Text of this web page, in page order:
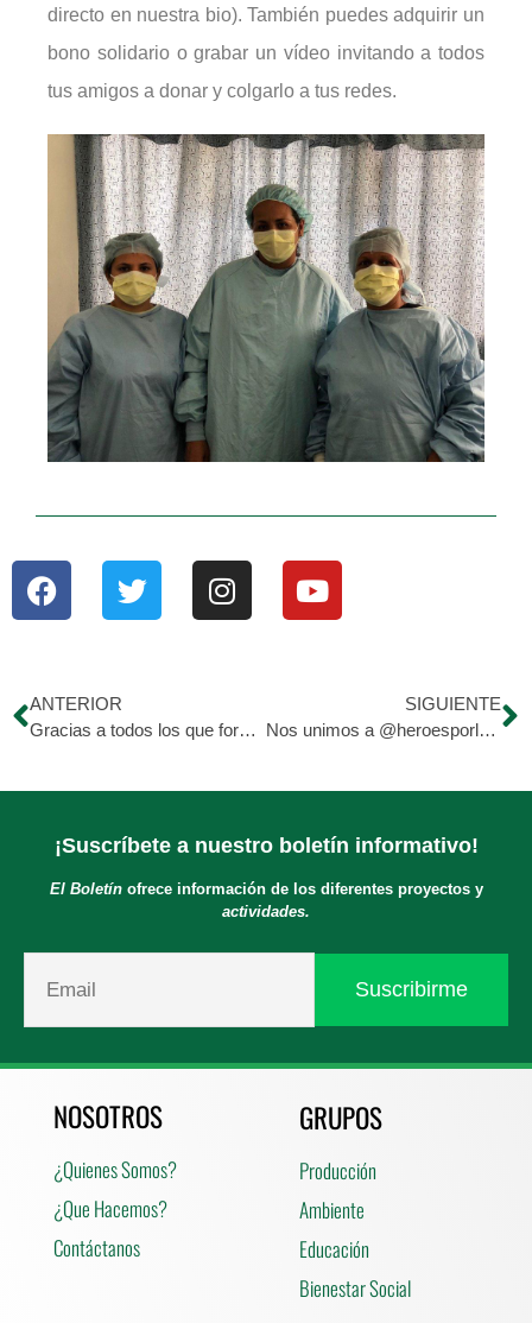
directo en nuestra bio). También puedes adquirir un
bono solidario o grabar un vídeo invitando a todos
tus amigos a donar y colgarlo a tus redes.
ANTERIOR
Gracias a todos los que formaron parte de nuestra rifa
SIGUIENTE
Nos unimos a @heroesporlasaludp1 y juntos estamos buscando a héroes ?‍
¡Suscríbete a nuestro boletín informativo!
El Boletínofrece información de los diferentes proyectos y
actividades.
NOSOTROS
¿Quienes Somos?
¿Que Hacemos?
Contáctanos
GRUPOS
Producción
Ambiente
Educación
Bienestar Social